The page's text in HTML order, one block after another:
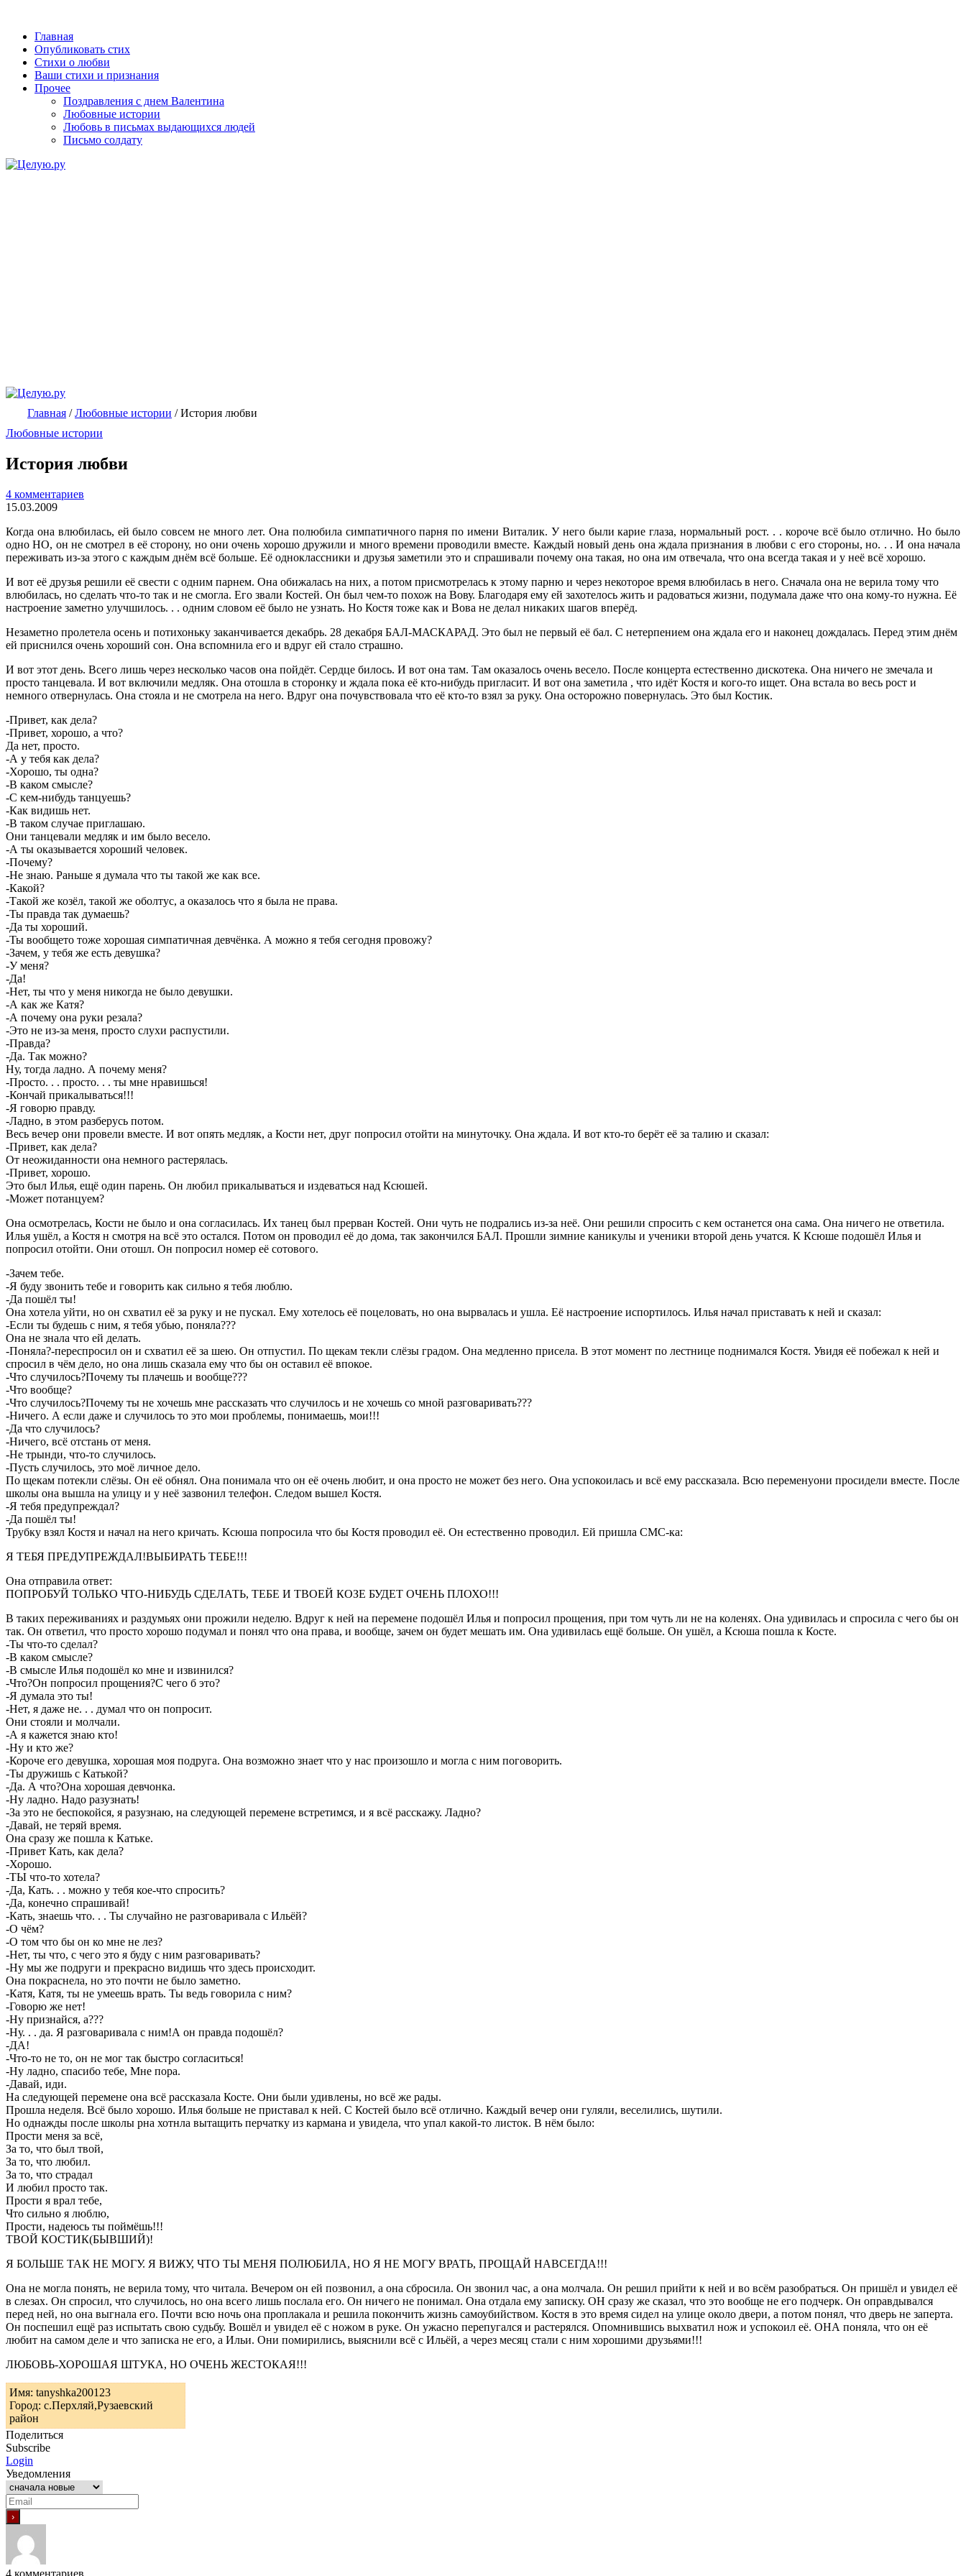
Главная
Опубликовать стих
Стихи о любви
Ваши стихи и признания
Прочее
Поздравления с днем Валентина
Любовные истории
Любовь в письмах выдающихся людей
Письмо солдату
Главная /Любовные истории /История любви
Любовные истории
История любви
4 комментариев
15.03.2009
Когда она влюбилась, ей было совсем не много лет. Она полюбила симпатичного парня по имени Виталик. У него были карие глаза, нормальный рост. . . короче всё было отлично. Но было
одно НО, он не смотрел в её сторону, но они очень хорошо дружили и много времени проводили вместе. Каждый новый день она ждала признания в любви с его стороны, но. . . И она начала
переживать из-за этого с каждым днём всё больше. Её одноклассники и друзья заметили это и спрашивали почему она такая, но она им отвечала, что она всегда такая и у неё всё хорошо.
И вот её друзья решили её свести с одним парнем. Она обижалась на них, а потом присмотрелась к этому парню и через некоторое время влюбилась в него. Сначала она не верила тому что
влюбилась, но сделать что-то так и не смогла. Его звали Костей. Он был чем-то похож на Вову. Благодаря ему ей захотелось жить и радоваться жизни, подумала даже что она кому-то нужна. Её
настроение заметно улучшилось. . . одним словом её было не узнать. Но Костя тоже как и Вова не делал никаких шагов вперёд.
Незаметно пролетела осень и потихоньку заканчивается декабрь. 28 декабря БАЛ-МАСКАРАД. Это был не первый её бал. С нетерпением она ждала его и наконец дождалась. Перед этим днём
ей приснился очень хороший сон. Она вспомнила его и вдруг ей стало страшно.
И вот этот день. Всего лишь через несколько часов она пойдёт. Сердце билось. И вот она там. Там оказалось очень весело. После концерта естественно дискотека. Она ничего не змечала и
просто танцевала. И вот включили медляк. Она отошла в сторонку и ждала пока её кто-нибудь пригласит. И вот она заметила , что идёт Костя и кого-то ищет. Она встала во весь рост и
немного отвернулась. Она стояла и не смотрела на него. Вдруг она почувствовала что её кто-то взял за руку. Она осторожно повернулась. Это был Костик.
-Привет, как дела?
-Привет, хорошо, а что?
Да нет, просто.
-А у тебя как дела?
-Хорошо, ты одна?
-В каком смысле?
-С кем-нибудь танцуешь?
-Как видишь нет.
-В таком случае приглашаю.
Они танцевали медляк и им было весело.
-А ты оказывается хороший человек.
-Почему?
-Не знаю. Раньше я думала что ты такой же как все.
-Какой?
-Такой же козёл, такой же оболтус, а оказалось что я была не права.
-Ты правда так думаешь?
-Да ты хороший.
-Ты вообщето тоже хорошая симпатичная девчёнка. А можно я тебя сегодня провожу?
-Зачем, у тебя же есть девушка?
-У меня?
-Да!
-Нет, ты что у меня никогда не было девушки.
-А как же Катя?
-А почему она руки резала?
-Это не из-за меня, просто слухи распустили.
-Правда?
-Да. Так можно?
Ну, тогда ладно. А почему меня?
-Просто. . . просто. . . ты мне нравишься!
-Кончай прикалываться!!!
-Я говорю правду.
-Ладно, в этом разберусь потом.
Весь вечер они провели вместе. И вот опять медляк, а Кости нет, друг попросил отойти на минуточку. Она ждала. И вот кто-то берёт её за талию и сказал:
-Привет, как дела?
От неожиданности она немного растерялась.
-Привет, хорошо.
Это был Илья, ещё один парень. Он любил прикалываться и издеваться над Ксюшей.
-Может потанцуем?
Она осмотрелась, Кости не было и она согласилась. Их танец был прерван Костей. Они чуть не подрались из-за неё. Они решили спросить с кем останется она сама. Она ничего не ответила.
Илья ушёл, а Костя н смотря на всё это остался. Потом он проводил её до дома, так закончился БАЛ. Прошли зимние каникулы и ученики второй день учатся. К Ксюше подошёл Илья и
попросил отойти. Они отошл. Он попросил номер её сотового.
-Зачем тебе.
-Я буду звонить тебе и говорить как сильно я тебя люблю.
-Да пошёл ты!
Она хотела уйти, но он схватил её за руку и не пускал. Ему хотелось её поцеловать, но она вырвалась и ушла. Её настроение испортилось. Илья начал приставать к ней и сказал:
-Если ты будешь с ним, я тебя убью, поняла???
Она не знала что ей делать.
-Поняла?-переспросил он и схватил её за шею. Он отпустил. По щекам текли слёзы градом. Она медленно присела. В этот момент по лестнице поднимался Костя. Увидя её побежал к ней и
спросил в чём дело, но она лишь сказала ему что бы он оставил её впокое.
-Что случилось?Почему ты плачешь и вообще???
-Что вообще?
-Что случилось?Почему ты не хочешь мне рассказать что случилось и не хочешь со мной разговаривать???
-Ничего. А если даже и случилось то это мои проблемы, понимаешь, мои!!!
-Да что случилось?
-Ничего, всё отстань от меня.
-Не трынди, что-то случилось.
-Пусть случилось, это моё личное дело.
По щекам потекли слёзы. Он её обнял. Она понимала что он её очень любит, и она просто не может без него. Она успокоилась и всё ему рассказала. Всю переменуони просидели вместе. После
школы она вышла на улицу и у неё зазвонил телефон. Следом вышел Костя.
-Я тебя предупреждал?
-Да пошёл ты!
Трубку взял Костя и начал на него кричать. Ксюша попросила что бы Костя проводил её. Он естественно проводил. Ей пришла СМС-ка:
Я ТЕБЯ ПРЕДУПРЕЖДАЛ!ВЫБИРАТЬ ТЕБЕ!!!
Она отправила ответ:
ПОПРОБУЙ ТОЛЬКО ЧТО-НИБУДЬ СДЕЛАТЬ, ТЕБЕ И ТВОЕЙ КОЗЕ БУДЕТ ОЧЕНЬ ПЛОХО!!!
В таких переживаниях и раздумьях они прожили неделю. Вдруг к ней на перемене подошёл Илья и попросил прощения, при том чуть ли не на коленях. Она удивилась и спросила с чего бы он
так. Он ответил, что просто хорошо подумал и понял что она права, и вообще, зачем он будет мешать им. Она удивилась ещё больше. Он ушёл, а Ксюша пошла к Косте.
-Ты что-то сделал?
-В каком смысле?
-В смысле Илья подошёл ко мне и извинился?
-Что?Он попросил прощения?С чего б это?
-Я думала это ты!
-Нет, я даже не. . . думал что он попросит.
Они стояли и молчали.
-А я кажется знаю кто!
-Ну и кто же?
-Короче его девушка, хорошая моя подруга. Она возможно знает что у нас произошло и могла с ним поговорить.
-Ты дружишь с Катькой?
-Да. А что?Она хорошая девчонка.
-Ну ладно. Надо разузнать!
-За это не беспокойся, я разузнаю, на следующей перемене встретимся, и я всё расскажу. Ладно?
-Давай, не теряй время.
Она сразу же пошла к Катьке.
-Привет Кать, как дела?
-Хорошо.
-ТЫ что-то хотела?
-Да, Кать. . . можно у тебя кое-что спросить?
-Да, конечно спрашивай!
-Кать, знаешь что. . . Ты случайно не разговаривала с Ильёй?
-О чём?
-О том что бы он ко мне не лез?
-Нет, ты что, с чего это я буду с ним разговаривать?
-Ну мы же подруги и прекрасно видишь что здесь происходит.
Она покраснела, но это почти не было заметно.
-Катя, Катя, ты не умеешь врать. Ты ведь говорила с ним?
-Говорю же нет!
-Ну признайся, а???
-Ну. . . да. Я разговаривала с ним!А он правда подошёл?
-ДА!
-Что-то не то, он не мог так быстро согласиться!
-Ну ладно, спасибо тебе, Мне пора.
-Давай, иди.
На следующей перемене она всё рассказала Косте. Они были удивлены, но всё же рады.
Прошла неделя. Всё было хорошо. Илья больше не приставал к ней. С Костей было всё отлично. Каждый вечер они гуляли, веселились, шутили.
Но однажды после школы рна хотнла вытащить перчатку из кармана и увидела, что упал какой-то листок. В нём было:
Прости меня за всё,
За то, что был твой,
За то, что любил.
За то, что страдал
И любил просто так.
Прости я врал тебе,
Что сильно я люблю,
Прости, надеюсь ты поймёшь!!!
ТВОЙ КОСТИК(БЫВШИЙ)!
Я БОЛЬШЕ ТАК НЕ МОГУ. Я ВИЖУ, ЧТО ТЫ МЕНЯ ПОЛЮБИЛА, НО Я НЕ МОГУ ВРАТЬ, ПРОЩАЙ НАВСЕГДА!!!
Она не могла понять, не верила тому, что читала. Вечером он ей позвонил, а она сбросила. Он звонил час, а она молчала. Он решил прийти к ней и во всём разобраться. Он пришёл и увидел её
в слезах. Он спросил, что случилось, но она всего лишь послала его. Он ничего не понимал. Она отдала ему записку. ОН сразу же сказал, что это вообще не его подчерк. Он оправдывался
перед ней, но она выгнала его. Почти всю ночь она проплакала и решила покончить жизнь самоубийством. Костя в это время сидел на улице около двери, а потом понял, что дверь не заперта.
Он поспешил ещё раз испытать свою судьбу. Вошёл и увидел её с ножом в руке. Он ужасно перепугался и растерялся. Опомнившись выхватил нож и успокоил её. ОНА поняла, что он её
любит на самом деле и что записка не его, а Ильи. Они помирились, выяснили всё с Ильёй, а через месяц стали с ним хорошими друзьями!!!
ЛЮБОВЬ-ХОРОШАЯ ШТУКА, НО ОЧЕНЬ ЖЕСТОКАЯ!!!
Имя: tanyshka200123
Город: с.Перхляй,Рузаевский
район
Поделиться
Subscribe
Login
Уведомления
4 комментариев